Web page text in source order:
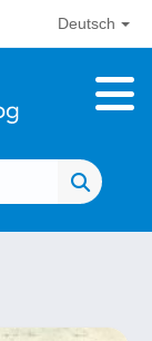
Deutsch